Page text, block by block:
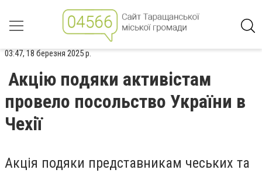
03:47, 18 березня 2025 р.
Акцію подяки активістам
провело посольство України в
Чехії
Акція подяки представникам чеських та